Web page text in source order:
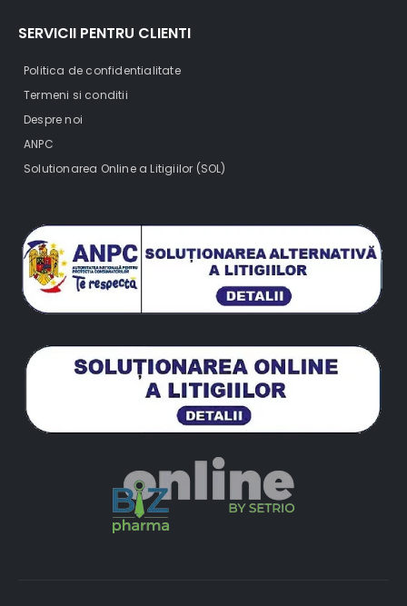
SERVICII PENTRU CLIENTI
Politica de confidentialitate
Termeni si conditii
Despre noi
ANPC
Solutionarea Online a Litigiilor (SOL)